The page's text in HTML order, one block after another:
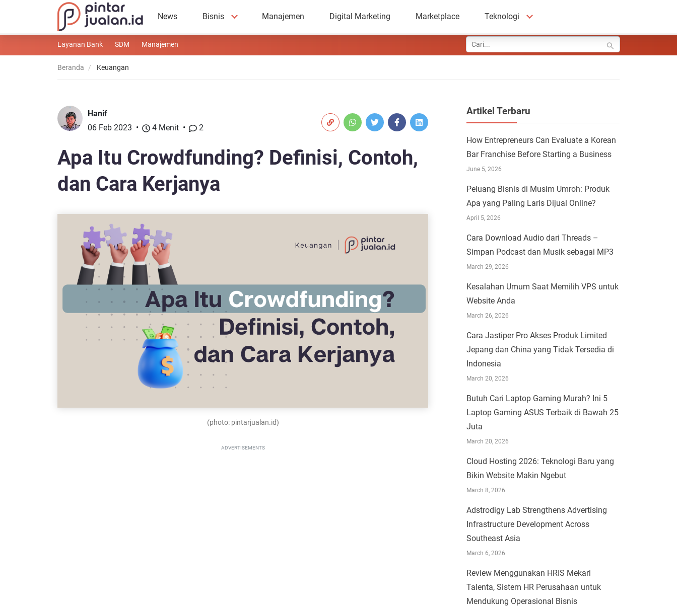
News Bisnis Manajemen Digital Marketing Marketplace Teknologi
Layanan Bank SDM Manajemen
Beranda Keuangan
Apa Itu Crowdfunding? Definisi, Contoh,
dan Cara Kerjanya
Hanif
06 Feb 2023
4 Menit 2
(photo: pintarjualan.id)
ADVERTISEMENTS
Artikel Terbaru
How Entrepreneurs Can Evaluate a Korean
Bar Franchise Before Starting a Business
June 5, 2026
Peluang Bisnis di Musim Umroh: Produk
Apa yang Paling Laris Dijual Online?
April 5, 2026
Cara Download Audio dari Threads –
Simpan Podcast dan Musik sebagai MP3
March 29, 2026
Kesalahan Umum Saat Memilih VPS untuk
Website Anda
March 26, 2026
Cara Jastiper Pro Akses Produk Limited
Jepang dan China yang Tidak Tersedia di
Indonesia
March 20, 2026
Butuh Cari Laptop Gaming Murah? Ini 5
Laptop Gaming ASUS Terbaik di Bawah 25
Juta
March 20, 2026
Cloud Hosting 2026: Teknologi Baru yang
Bikin Website Makin Ngebut
March 8, 2026
Adstrodigy Lab Strengthens Advertising
Infrastructure Development Across
Southeast Asia
March 6, 2026
Review Menggunakan HRIS Mekari
Talenta, Sistem HR Perusahaan untuk
Mendukung Operasional Bisnis